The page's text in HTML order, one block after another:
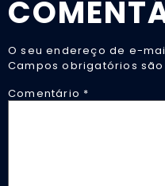
O seu endereço de e-
Campos obrigatórios
Comentário *